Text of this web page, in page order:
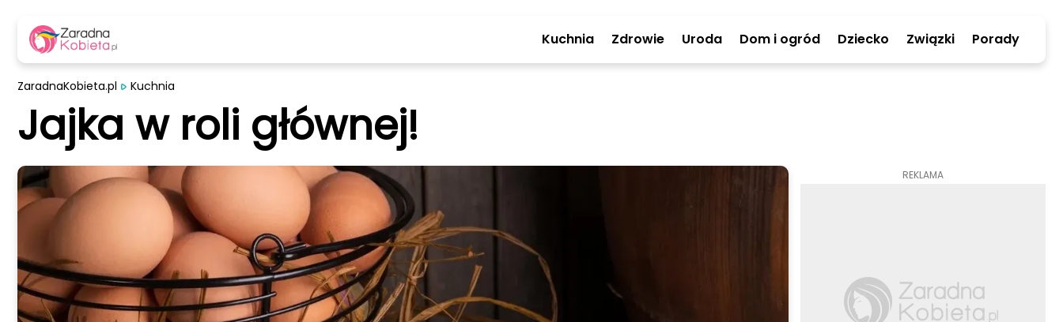
Kuchnia Zdrowie Uroda Dom i ogród Dziecko Związki Porady
ZaradnaKobieta.pl Kuchnia
Jajka w roli głównej!
REKLAMA